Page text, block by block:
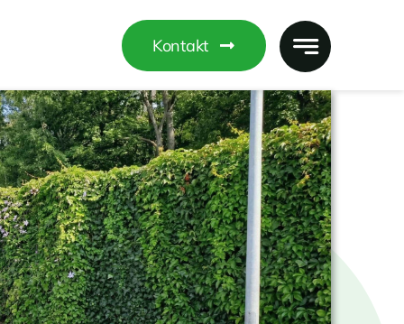
Kontakt